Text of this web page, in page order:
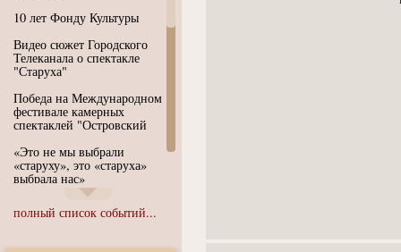
10 лет Фонду Культуры
Видео сюжет Городского
Телеканала о спектакле
"Старуха"
Победа на Международном
фестивале камерных
спектаклей "Островский
«Это не мы выбрали
«старуху», это «старуха»
выбрала нас»
Иммерсивный спектакль
"Язык чистого полета
полный список событий...